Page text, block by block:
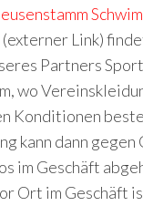
(externer Link)
Partners
wo
Konditionen
kann dann
im Geschäft
Ort im Geschäft